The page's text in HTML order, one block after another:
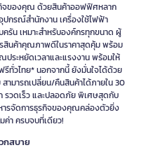
จของคุณ ด้วยสินค้าออฟฟิศหลาก
ปกรณ์สำนักงาน เครื่องใช้ไฟฟ้า
รัน เหมาะสำหรับองค์กรทุกขนาด ผู้
สินค้าคุณภาพดีในราคาสุดคุ้ม พร้อม
ระหยัดเวลาและแรงงาน พร้อมให้
ทั่วไทย* นอกจากนี้ ยังมั่นใจได้ด้วย
ามารถเปลี่ยน/คืนสินค้าได้ภายใน 30
รวดเร็ว และปลอดภัย พิเศษสุดกับ
ารจัดการธุรกิจของคุณคล่องตัวยิ่ง
ค่า ครบจบที่เดียว!
กสบาย